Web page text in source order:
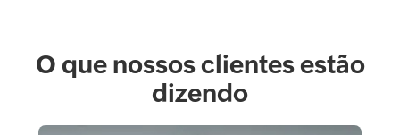
O que nossos clientes estão
dizendo